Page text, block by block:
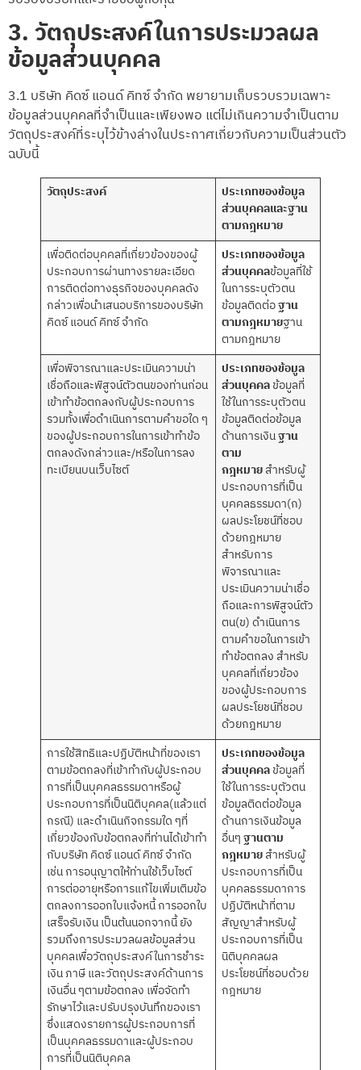
3. วัตถุประสงค์ในการประมวลผล
ข้อมูลส่วนบุคคล
3.1 บริษัท คิดซ์ แอนด์ คิทซ์ จำกัด พยายามเก็บรวบรวมเฉพาะ
ข้อมูลส่วนบุคคลที่จำเป็นและเพียงพอ แต่ไม่เกินความจำเป็นตาม
วัตถุประสงค์ที่ระบุไว้ข้างล่างในประกาศเกี่ยวกับความเป็นส่วนตัว
ฉบับนี้
วัตถุประสงค์
ประเภทของข้อมูล
ส่วนบุคคลและฐาน
ตามกฎหมาย
เพื่อติดต่อบุคคลที่เกี่ยวข้องของผู้
ประกอบการผ่านทางรายละเอียด
การติดต่อทางธุรกิจของบุคคลดัง
กล่าวเพื่อนำเสนอบริการของบริษัท
คิดซ์ แอนด์ คิทซ์ จำกัด
ประเภทของข้อมูล
ส่วนบุคคลข้อมูลที่ใช้
ในการระบุตัวตน
ข้อมูลติดต่อฐาน
ตามกฎหมายฐาน
ตามกฎหมาย
เพื่อพิจารณาและประเมินความน่า
เชื่อถือและพิสูจน์ตัวตนของท่านก่อน
เข้าทำข้อตกลงกับผู้ประกอบการ
รวมทั้งเพื่อดำเนินการตามคำขอใด ๆ
ของผู้ประกอบการในการเข้าทำข้อ
ตกลงดังกล่าวและ/หรือในการลง
ทะเบียนบนเว็บไซต์
ประเภทของข้อมูล
ส่วนบุคคลข้อมูลที่
ใช้ในการระบุตัวตน
ข้อมูลติดต่อข้อมูล
ด้านการเงินฐาน
ตาม
กฎหมายสำหรับผู้
ประกอบการที่เป็น
บุคคลธรรมดา(ก)
ผลประโยชน์ที่ชอบ
ด้วยกฎหมาย
สำหรับการ
พิจารณาและ
ประเมินความน่าเชื่อ
ถือและการพิสูจน์ตัว
ตน(ข) ดำเนินการ
ตามคำขอในการเข้า
ทำข้อตกลง สำหรับ
บุคคลที่เกี่ยวข้อง
ของผู้ประกอบการ
ผลประโยชน์ที่ชอบ
ด้วยกฎหมาย
การใช้สิทธิและปฏิบัติหน้าที่ของเรา
ตามข้อตกลงที่เข้าทำกับผู้ประกอบ
การที่เป็นบุคคลธรรมดาหรือผู้
ประกอบการที่เป็นนิติบุคคล(แล้วแต่
กรณี) และดำเนินกิจกรรมใด ๆที่
เกี่ยวข้องกับข้อตกลงที่ท่านได้เข้าทำ
กับบริษัท คิดซ์ แอนด์ คิทซ์ จำกัด
เช่น การอนุญาตให้ท่านใช้เว็บไซต์
การต่ออายุหรือการแก้ไขเพิ่มเติมข้อ
ตกลงการออกใบแจ้งหนี้ การออกใบ
เสร็จรับเงิน เป็นต้นนอกจากนี้ ยัง
รวมถึงการประมวลผลข้อมูลส่วน
บุคคลเพื่อวัตถุประสงค์ในการชำระ
เงิน ภาษี และวัตถุประสงค์ด้านการ
เงินอื่น ๆตามข้อตกลง เพื่อจัดทำ
รักษาไว้และปรับปรุงบันทึกของเรา
ซึ่งแสดงรายการผู้ประกอบการที่
เป็นบุคคลธรรมดาและผู้ประกอบ
การที่เป็นนิติบุคคล
ประเภทของข้อมูล
ส่วนบุคคลข้อมูลที่
ใช้ในการระบุตัวตน
ข้อมูลติดต่อข้อมูล
ด้านการเงินข้อมูล
อื่นๆฐานตาม
กฎหมายสำหรับผู้
ประกอบการที่เป็น
บุคคลธรรมดาการ
ปฏิบัติหน้าที่ตาม
สัญญาสำหรับผู้
ประกอบการที่เป็น
นิติบุคคลผล
ประโยชน์ที่ชอบด้วย
กฎหมาย